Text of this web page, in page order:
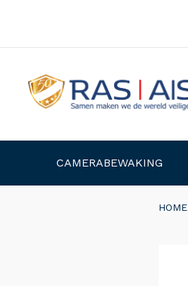
CAMERABEWAKING
HOME